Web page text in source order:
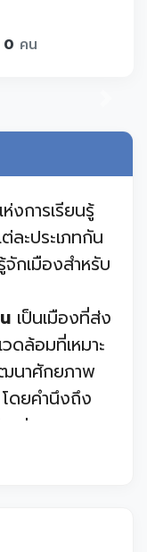
0 คน
งการเรียนรู้
ละประเภทกัน
กเมืองสำหรับ
เป็นเมืองที่ส่ง
ดล้อมที่เหมาะ
นาศักยภาพ
ดยคำนึงถึง
ร่วมของ
มือง เด็กและ